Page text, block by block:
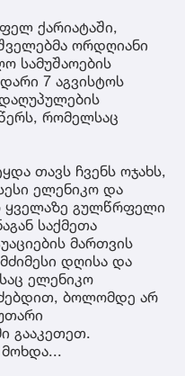
ქარიატაში,
ორდღიანი
სამუშაოების
7 აგვისტოს
რომელსაც
თავს ჩვენს ოჯახს,
ელენიკო და
ყველაზე გულწრფელი
საქმეთა
მართვის
დღისა და
ელენიკო
ბოლომდე არ
გააკეთეთ.